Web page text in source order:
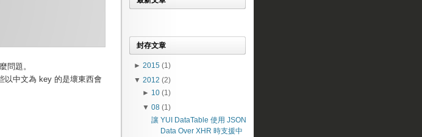
問題。
以中文為 key 的是壞東西會
封存文章
► 2015 (1)
▼ 2012 (2)
► 10 (1)
▼ 08 (1)
讓 YUI DataTable 使用 JSON
Data Over XHR 時支援中